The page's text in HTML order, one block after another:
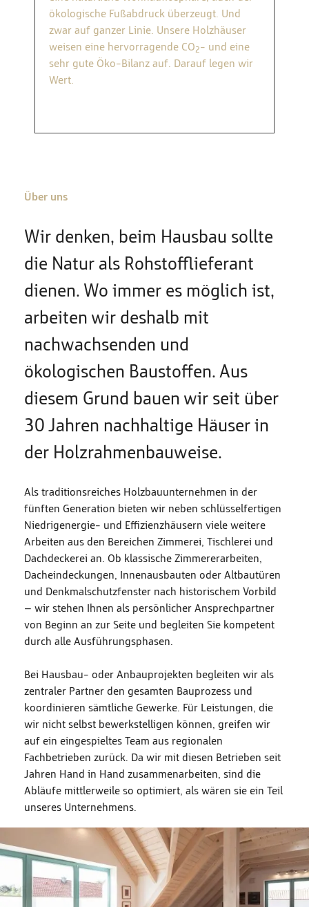
ökologische Fußabdruck überzeugt. Und
zwar auf ganzer Linie. Unsere Holzhäuser
weisen eine hervorragende CO2​- und eine
sehr gute Öko-Bilanz auf. Darauf legen wir
Wert.
Über uns
Wir denken, beim Hausbau sollte
die Natur als Rohstofflieferant
dienen. Wo immer es möglich ist,
arbeiten wir deshalb mit
nachwachsenden und
ökologischen Baustoffen. Aus
diesem Grund bauen wir seit über
30 Jahren nachhaltige Häuser in
der Holzrahmenbauweise.
Als traditionsreiches Holzbauunternehmen in der
fünften Generation bieten wir neben schlüsselfertigen
Niedrigenergie- und Effizienzhäusern viele weitere
Arbeiten aus den Bereichen Zimmerei, Tischlerei und
Dachdeckerei an. Ob klassische Zimmererarbeiten,
Dacheindeckungen, Innenausbauten oder Altbautüren
und Denkmalschutzfenster nach historischem Vorbild
– wir stehen Ihnen als persönlicher Ansprechpartner
von Beginn an zur Seite und begleiten Sie kompetent
durch alle Ausführungsphasen.
Bei Hausbau- oder Anbauprojekten begleiten wir als
zentraler Partner den gesamten Bauprozess und
koordinieren sämtliche Gewerke. Für Leistungen, die
wir nicht selbst bewerkstelligen können, greifen wir
auf ein eingespieltes Team aus regionalen
Fachbetrieben zurück. Da wir mit diesen Betrieben seit
Jahren Hand in Hand zusammenarbeiten, sind die
Abläufe mittlerweile so optimiert, als wären sie ein Teil
unseres Unternehmens.